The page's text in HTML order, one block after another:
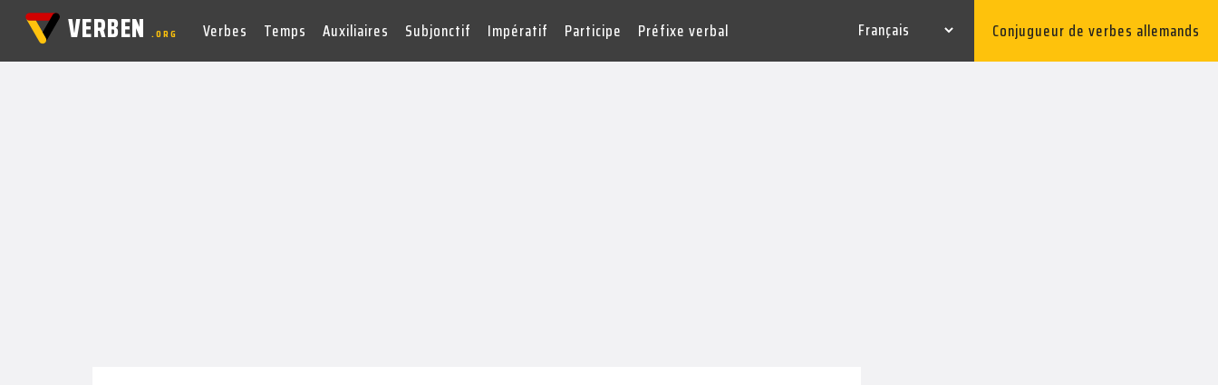
VERBEN.ORG Verbes Temps Auxiliaires Subjonctif Impératif Participe Préfixe verbal Conjugueur de verbes allemands